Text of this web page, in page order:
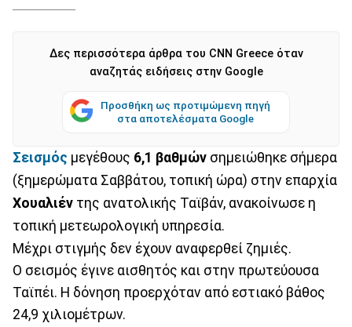
Δες περισσότερα άρθρα του CNN Greece όταν
αναζητάς ειδήσεις στην Google
Προσθήκη ως προτιμώμενη πηγή
στα αποτελέσματα Google
Σεισμός μεγέθους 6,1 βαθμών σημειώθηκε σήμερα
(ξημερώματα Σαββάτου, τοπική ώρα) στην επαρχία
Χουαλιέν της ανατολικής Ταϊβάν, ανακοίνωσε η
τοπική μετεωρολογική υπηρεσία.
Μέχρι στιγμής δεν έχουν αναφερθεί ζημιές.
Ο σεισμός έγινε αισθητός και στην πρωτεύουσα
Ταϊπέι. Η δόνηση προερχόταν από εστιακό βάθος
24,9 χιλιομέτρων.